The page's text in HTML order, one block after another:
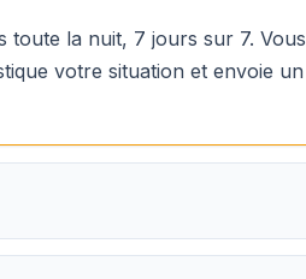
toute la nuit, 7 jours sur 7. Vous
votre situation et envoie un